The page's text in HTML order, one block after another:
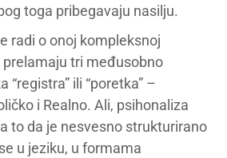
toga pribegavaju nasilju.
radi o onoj kompleksnoj
tri međusobno
“registra” ili “poretka” –
i Realno. Ali, psihonaliza
to da je nesvesno strukturirano
u jeziku, u formama